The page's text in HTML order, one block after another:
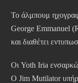
Το άλμπουμ
George Emmanuel
και διαθέτει
Οι Yoth Iria
Ο Jim Mutilator